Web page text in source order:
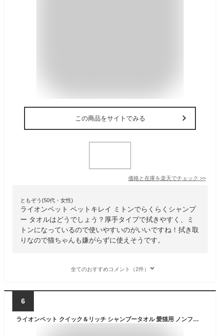
この商品をサイトでみる
価格と在庫を楽天でチェック >>
ともぞう(50代・女性)
ライオンペット ペットキレイ ミトンでらくらくシャンプ
ー タオルはどうでしょう？厚手タイプで拭きやすく、ミ
トンになっているので使いやすいのがいいですね！拭き取
りなので猫ちゃんも嫌がらずに使えそうです。
全てのおすすめコメント（2件）
6
ライオンペット クイック＆リッチ シャンプータオル 愛猫用 ノンフレグランス 20枚 [ペット用 猫 ネコ ねこ ボディシート トリートメントシート ふき取り 厚手 メッシュシート お手入れ用品]【hc8】